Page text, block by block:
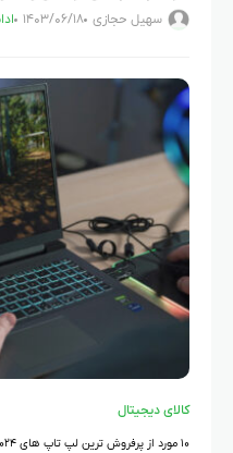
یکی از محبوب ترین برند ها
سهیل حجازی ۱۴۰۳/۰۶/۱۸
کالای دیجیتال
۱۰ مورد از پرفروش ترین لپ تاپ های ۲۰۲۴ بازار از اقتصادی تا حرفه ای